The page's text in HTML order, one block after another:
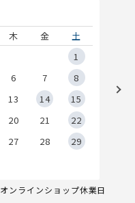
木 金
土
1
6 7
8
13 14
15
20 21
22
27 28
29
オンラインショップ休業日